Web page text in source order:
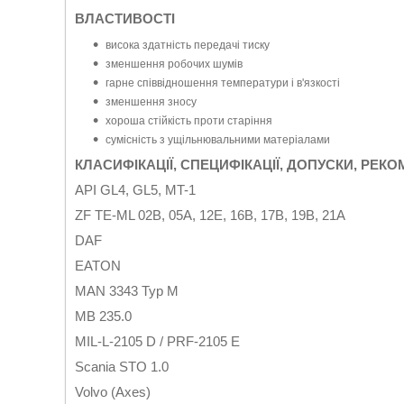
ВЛАСТИВОСТІ
висока здатність передачі тиску
зменшення робочих шумів
гарне співвідношення температури і в'язкості
зменшення зносу
хороша стійкість проти старіння
сумісність з ущільнювальними матеріалами
КЛАСИФІКАЦІЇ, СПЕЦИФІКАЦІЇ, ДОПУСКИ,
API GL4, GL5, MT-1
ZF TE-ML 02B, 05A, 12E, 16B, 17B, 19B, 21A
DAF
EATON
MAN 3343 Typ M
MB 235.0
MIL-L-2105 D / PRF-2105 E
Scania STO 1.0
Volvo (Axes)